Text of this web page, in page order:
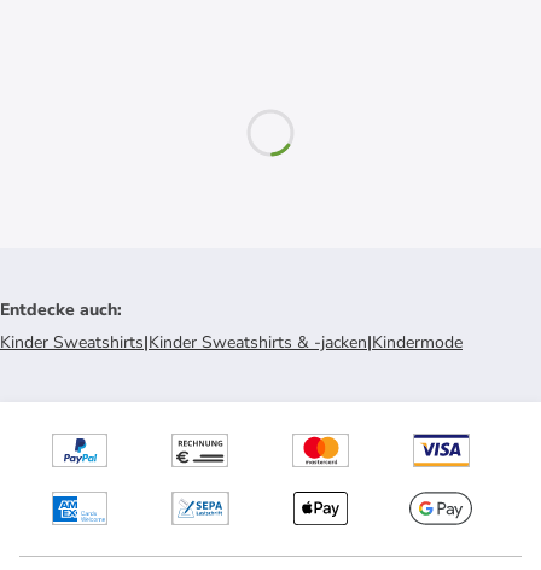
Entdecke auch:
Kinder Sweatshirts|Kinder Sweatshirts & -jacken|Kindermode